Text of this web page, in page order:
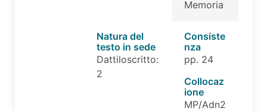
Memoria
Natura del
testo in sede
Dattiloscritto:
2
Consiste
nza
pp. 24
Collocaz
ione
MP/Adn2